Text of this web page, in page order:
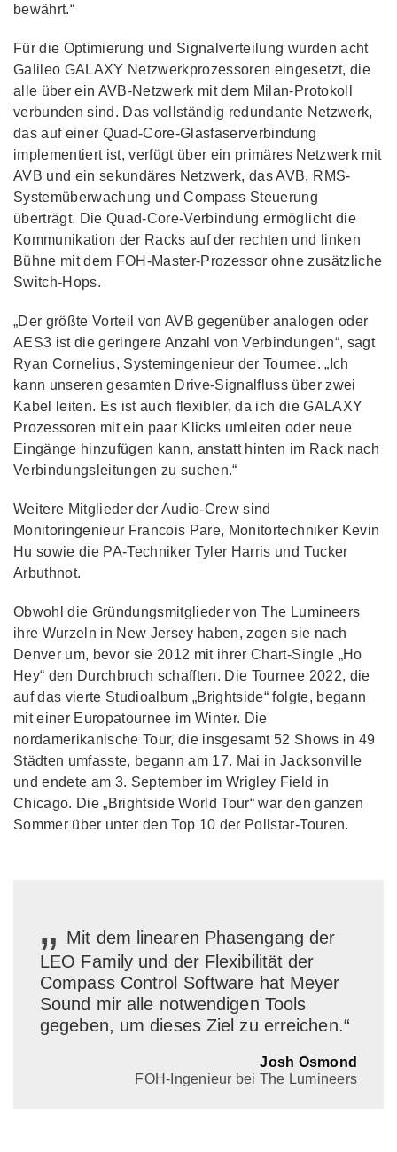
bewährt.“
Für die Optimierung und Signalverteilung wurden acht
Galileo GALAXY Netzwerkprozessoren eingesetzt, die
alle über ein AVB-Netzwerk mit dem Milan-Protokoll
verbunden sind. Das vollständig redundante Netzwerk,
das auf einer Quad-Core-Glasfaserverbindung
implementiert ist, verfügt über ein primäres Netzwerk mit
AVB und ein sekundäres Netzwerk, das AVB, RMS-
Systemüberwachung und Compass Steuerung
überträgt. Die Quad-Core-Verbindung ermöglicht die
Kommunikation der Racks auf der rechten und linken
Bühne mit dem FOH-Master-Prozessor ohne zusätzliche
Switch-Hops.
„Der größte Vorteil von AVB gegenüber analogen oder
AES3 ist die geringere Anzahl von Verbindungen“, sagt
Ryan Cornelius, Systemingenieur der Tournee. „Ich
kann unseren gesamten Drive-Signalfluss über zwei
Kabel leiten. Es ist auch flexibler, da ich die GALAXY
Prozessoren mit ein paar Klicks umleiten oder neue
Eingänge hinzufügen kann, anstatt hinten im Rack nach
Verbindungsleitungen zu suchen.“
Weitere Mitglieder der Audio-Crew sind
Monitoringenieur Francois Pare, Monitortechniker Kevin
Hu sowie die PA-Techniker Tyler Harris und Tucker
Arbuthnot.
Obwohl die Gründungsmitglieder von The Lumineers
ihre Wurzeln in New Jersey haben, zogen sie nach
Denver um, bevor sie 2012 mit ihrer Chart-Single „Ho
Hey“ den Durchbruch schafften. Die Tournee 2022, die
auf das vierte Studioalbum „Brightside“ folgte, begann
mit einer Europatournee im Winter. Die
nordamerikanische Tour, die insgesamt 52 Shows in 49
Städten umfasste, begann am 17. Mai in Jacksonville
und endete am 3. September im Wrigley Field in
Chicago. Die „Brightside World Tour“ war den ganzen
Sommer über unter den Top 10 der Pollstar-Touren.
„ Mit dem linearen Phasengang der
LEO Family und der Flexibilität der
Compass Control Software hat Meyer
Sound mir alle notwendigen Tools
gegeben, um dieses Ziel zu erreichen.“
Josh Osmond
FOH-Ingenieur bei The Lumineers